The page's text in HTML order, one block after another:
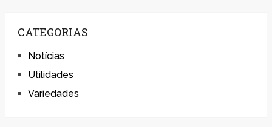
CATEGORIAS
Notícias
Utilidades
Variedades